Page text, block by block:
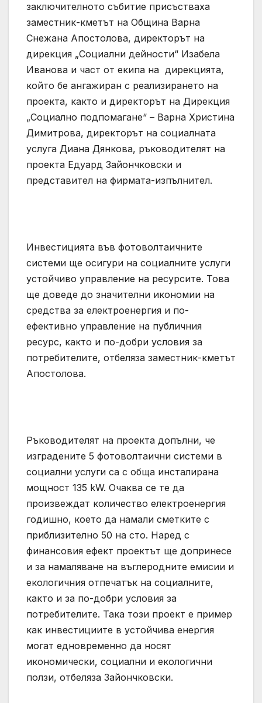
заключителното събитие присъстваха
заместник-кметът на Община Варна
Снежана Апостолова, директорът на
дирекция „Социални дейности“ Изабела
Иванова и част от екипа на дирекцията,
който бе ангажиран с реализирането на
проекта, както и директорът на Дирекция
„Социално подпомагане“ – Варна Христина
Димитрова, директорът на социалната
услуга Диана Дянкова, ръководителят на
проекта Едуард Зайончковски и
представител на фирмата-изпълнител.
Инвестицията във фотоволтаичните
системи ще осигури на социалните услуги
устойчиво управление на ресурсите. Това
ще доведе до значителни икономии на
средства за електроенергия и по-
ефективно управление на публичния
ресурс, както и по-добри условия за
потребителите, отбеляза заместник-кметът
Апостолова.
Ръководителят на проекта допълни, че
изградените 5 фотоволтаични системи в
социални услуги са с обща инсталирана
мощност 135 kW. Очаква се те да
произвеждат количество електроенергия
годишно, което да намали сметките с
приблизително 50 на сто. Наред с
финансовия ефект проектът ще допринесе
и за намаляване на въглеродните емисии и
екологичния отпечатък на социалните,
както и за по-добри условия за
потребителите. Така този проект е пример
как инвестициите в устойчива енергия
могат едновременно да носят
икономически, социални и екологични
ползи, отбеляза Зайончковски.